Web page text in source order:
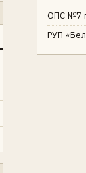
ОПС №7
РУП